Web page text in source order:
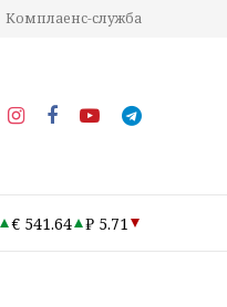
Комплаенс-служба
€ 541.64 ₽ 5.71